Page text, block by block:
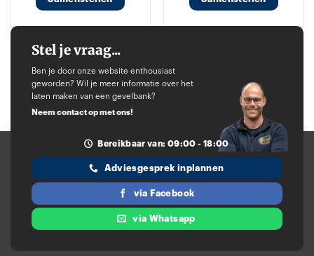
heeft
meerdere
variaties.
Deze
kan
gekozen
worden
variaties.
Deze
optie
kan
worden
Stel je vraag...
Ben je door onze website enthousiast
geworden? Wil je meer informatie over het
laten maken van een gevelbank?
Neem contact op met ons!
Bereikbaar van: 09:00 - 18:00
Adviesgesprek inplannen
via Facebook
via Whatsapp